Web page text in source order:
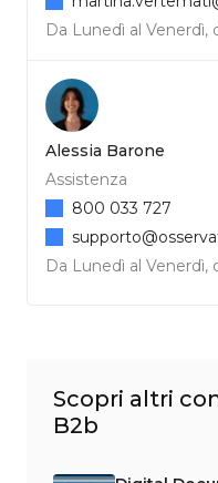
Da Lunedì al Venerdì,
Alessia Barone
Assistenza
Da Lunedì al Venerdì,
800 033 727
Scopri altri
B2b